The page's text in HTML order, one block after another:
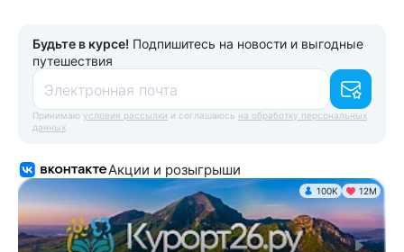
Будьте в курсе! Подпишитесь на новости и выгодные
путешествия
Электронная почта
Принимаю условия рассылки и соглашаюсь на обработку персональных
данных
Акции и розыгрыши
100K 12М